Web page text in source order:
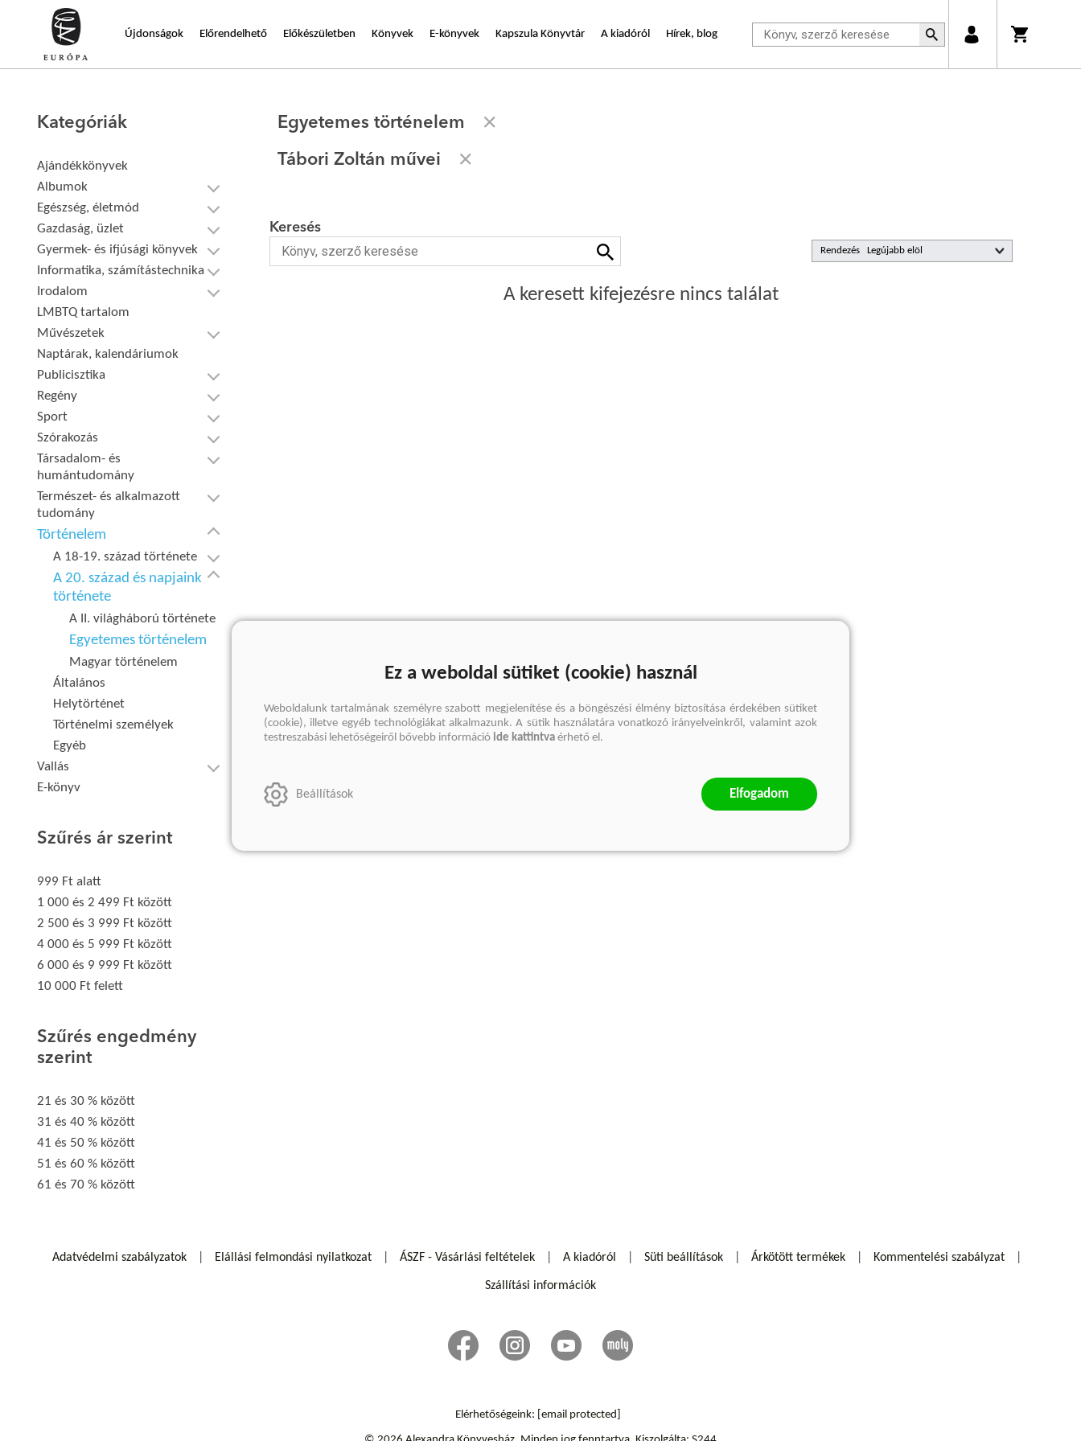
Újdonságok Előrendelhető Előkészületben Könyvek E-könyvek Kapszula Könyvtár A kiadóról Hírek, blog
Kategóriák
Ajándékkönyvek
Albumok
Egészség, életmód
Gazdaság, üzlet
Gyermek- és ifjúsági könyvek
Informatika, számítástechnika
Irodalom
LMBTQ tartalom
Művészetek
Naptárak, kalendáriumok
Publicisztika
Regény
Sport
Szórakozás
Társadalom- és
humántudomány
Természet- és alkalmazott
tudomány
Történelem
A 18-19. század története
A 20. század és napjaink
története
A II. világháború története
Egyetemes történelem
Magyar történelem
Általános
Helytörténet
Történelmi személyek
Egyéb
Vallás
E-könyv
Szűrés ár szerint
999 Ft alatt
1 000 és 2 499 Ft között
2 500 és 3 999 Ft között
4 000 és 5 999 Ft között
6 000 és 9 999 Ft között
10 000 Ft felett
Szűrés engedmény
szerint
21 és 30 % között
31 és 40 % között
41 és 50 % között
51 és 60 % között
61 és 70 % között
Egyetemes történelem
Tábori Zoltán művei
Rendezés
Keresés
A keresett kifejezésre nincs találat
Adatvédelmi szabályzatok Elállási felmondási nyilatkozat ÁSZF - Vásárlási feltételek A kiadóról Süti beállítások Árkötött termékek Kommentelési szabályzat
Szállítási információk
Elérhetőségeink: [email protected]
Ez a weboldal sütiket (cookie) használ
Weboldalunk tartalmának személyre szabott megjelenítése és a böngészési élmény biztosítása érdekében sütiket
(cookie), illetve egyéb technológiákat alkalmazunk. A sütik használatára vonatkozó irányelveinkről, valamint azok
testreszabási lehetőségeiről bővebb információ ide kattintva érhető el.
Beállítások Elfogadom